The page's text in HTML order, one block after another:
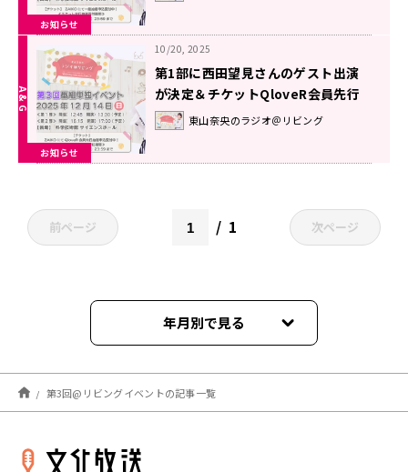
お知らせ
お知らせ
10/20, 2025
第1部に西田望見さんのゲスト出演
が決定＆チケットQloveR会員先行
抽選申込受付中！12月14日（日）開
催『東山奈央のラジオ＠リビング』
東山奈央のラジオ＠リビング
前ページ 1 次ページ
年月別で見る
2025年12月
2025年11月
2025年10月
第3回@リビングイベントの記事一覧